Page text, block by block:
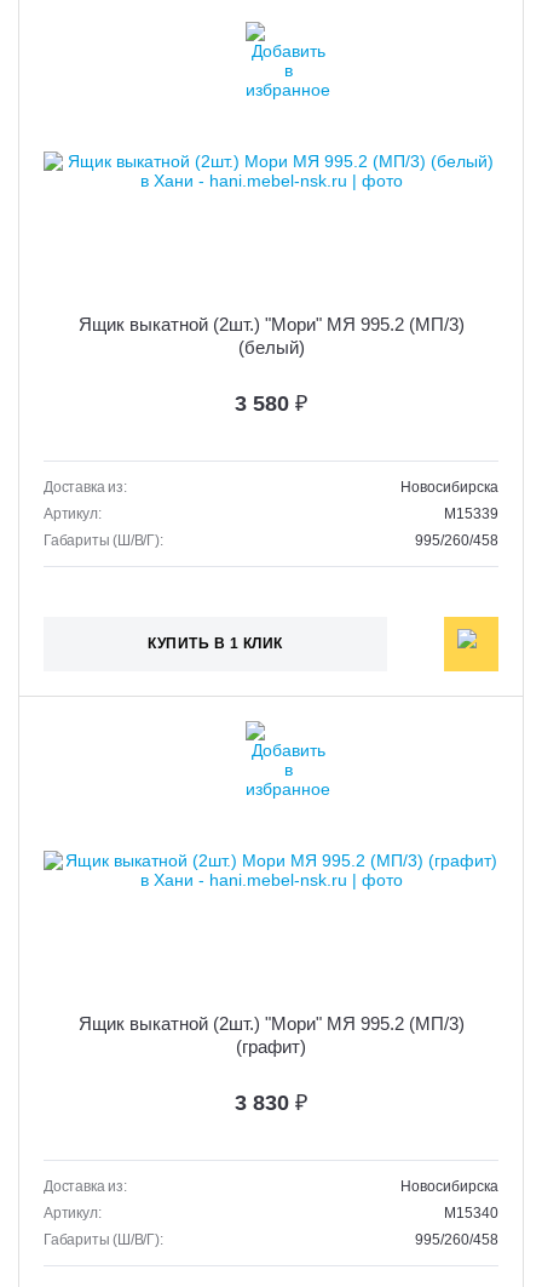
Ящик выкатной (2шт.) "Мори" МЯ 995.2 (МП/3)
(белый)
3 580 ₽
Доставка из:
Новосибирска
Артикул:
M15339
Габариты (Ш/В/Г):
995/260/458
КУПИТЬ В 1 КЛИК
Ящик выкатной (2шт.) "Мори" МЯ 995.2 (МП/3)
(графит)
3 830 ₽
Доставка из:
Новосибирска
Артикул:
M15340
Габариты (Ш/В/Г):
995/260/458